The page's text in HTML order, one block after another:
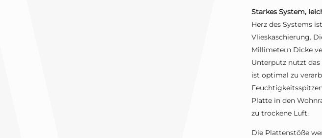
Starkes System,
Herz des Systems
Vlieskaschierung.
Millimetern Dicke
Unterputz nutzt das
ist optimal zu
Platte in den
zu trockene Luft.
Die Plattenstöße